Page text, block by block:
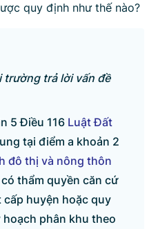
quy định như thế nào?
trường trả lời vấn đề
5 Điều 116 Luật Đất
tại điểm a khoản 2
đô thị và nông thôn
thẩm quyền căn cứ
huyện hoặc quy
phân khu theo